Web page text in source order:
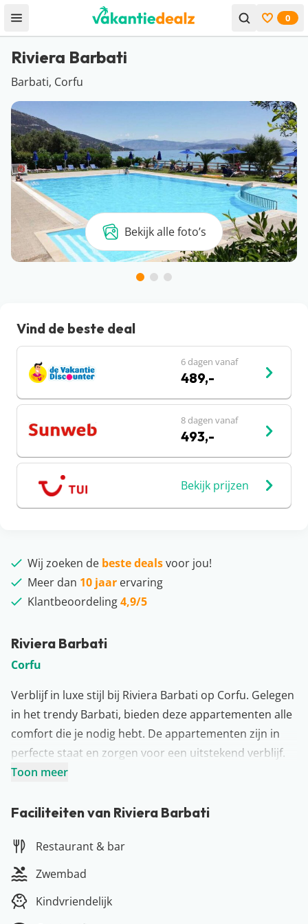
Open menu Bekijk
0
Riviera Barbati
Barbati, Corfu
Bekijk alle foto’s
Riviera Barbati
Corfu
Verblijf in luxe stijl bij Riviera Barbati op Corfu. Gelegen
in het trendy Barbati, bieden deze appartementen alle
comfort die je nodig hebt. De appartementen zijn in
perfecte staat en zorgen voor een uitstekend verblijf.
Trakteer jezelf en kies voor een appartement of villa
volledig uitgeruste keuken of liever uit eten gaat in de
genieten van alles wat Corfu je te bieden heeft.
Meer over Corfu
Griekse zon en laat je verrassen door wat dit eiland
Toon meer
Faciliteiten van Riviera Barbati
Restaurant & bar
Zwembad
Kindvriendelijk
Vind de beste deal
6 dagen vanaf
489,-
8 dagen vanaf
493,-
Bekijk prijzen
Wij zoeken de beste dealsvoor jou!
Meer dan 10 jaar ervaring
Klantbeoordeling4,9/5